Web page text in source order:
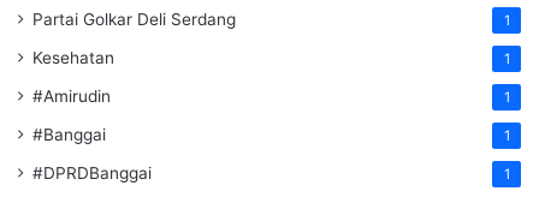
Partai Golkar Deli Serdang 1
Kesehatan 1
#Amirudin 1
#Banggai 1
#DPRDBanggai 1